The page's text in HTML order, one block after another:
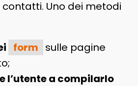
contatti. Uno dei metodi
form sulle pagine
l’utente a compilarlo